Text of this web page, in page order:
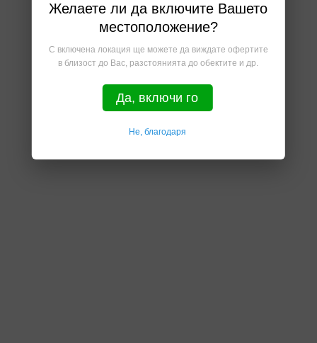
Желаете ли да включите Вашето
местоположение?
С включена локация ще можете да виждате офертите
в близост до Вас, разстоянията до обектите и др.
Да, включи го
Не, благодаря